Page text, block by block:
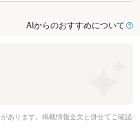
AIからのおすすめについて
あります。掲載情報全文と併せてご確認